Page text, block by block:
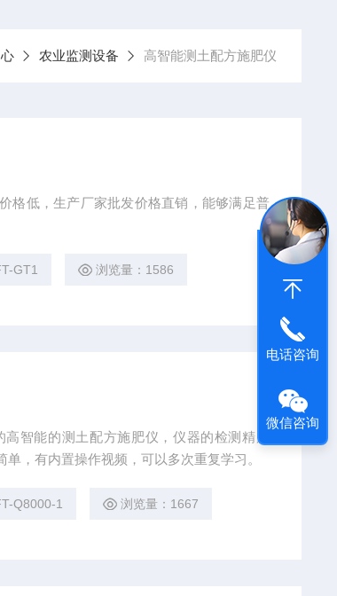
农业监测设备 高智能测土配方施肥仪
格低，生产厂家批发价格直销，能够满足普
GT1 浏览量：1586
智能的测土配方施肥仪，仪器的检测精度
，有内置操作视频，可以多次重复学习。
Q8000-1 浏览量：1667
电话咨询
微信咨询